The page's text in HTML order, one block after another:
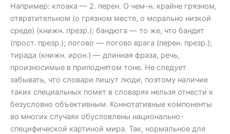
Например: клоака — 2. перен. О чем-н. крайне грязном,
отвратительном (о грязном месте, о морально низкой
среде) (книжн. презр.); бандюга — то же, что бандит
(прост. презр.); логово — логово врага (перен. презр.);
тирада (книжн. ирон.) — длинная фраза, речь,
произносимые в приподнятом тоне. Не следует
забывать, что словари пишут люди, поэтому наличие
таких специальных помет в словарях нельзя отнести к
безусловно объективным. Коннотативные компоненты
во многих случаях обусловлены национально-
специфической картиной мира. Так, нормальное для